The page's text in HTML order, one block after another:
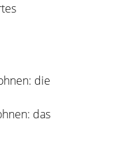
die
das